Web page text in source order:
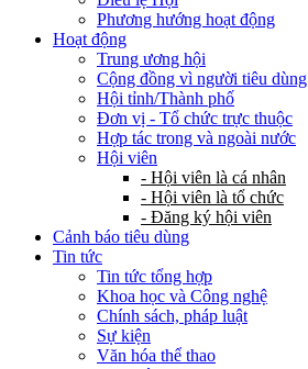
Phương hướng hoạt động
Hoạt động
Trung ương hội
Cộng đồng vì người tiêu dùng
Hội tỉnh/Thành phố
Đơn vị - Tổ chức trực thuộc
Hợp tác trong và ngoài nước
Hội viên
- Hội viên là cá nhân
- Hội viên là tổ chức
- Đăng ký hội viên
Cảnh báo tiêu dùng
Tin tức
Tin tức tổng hợp
Khoa học và Công nghệ
Chính sách, pháp luật
Sự kiện
Văn hóa thể thao